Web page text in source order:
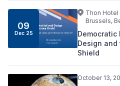
09
Dec 25
Thon Hotel
Brussels,
Democratic
Design and
Shield
October 13,